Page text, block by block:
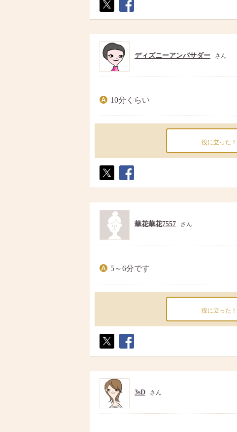
ト
ア
ディズニーアンバサダー さん
10分くらい
役に立った！
ト
ア
華花華花7557 さん
5～6分です
役に立った！
ト
ア
3sD さん